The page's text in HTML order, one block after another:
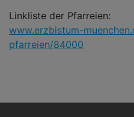
Linkliste der Pfarreien:
www.erzbistum-
pfarreien/84000